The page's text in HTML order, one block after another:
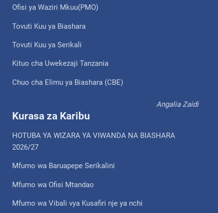
Ofisi ya Waziri Mkuu(PMO)
Tovuti Kuu ya Biashara
Tovuti Kuu ya Serikali
Kituo cha Uwekezaji Tanzania
Chuo cha Elimu ya Biashara (CBE)
Angalia Zaidi
Kurasa za Karibu
HOTUBA YA WIZARA YA VIWANDA NA BIASHARA
2026/27
Mfumo wa Baruapepe Serikalini
Mfumo wa Ofisi Mtandao
Mfumo wa Vibali vya Kusafiri nje ya nchi